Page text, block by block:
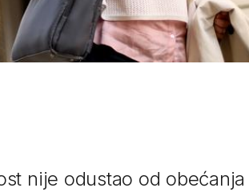
nije odustao od obećanja